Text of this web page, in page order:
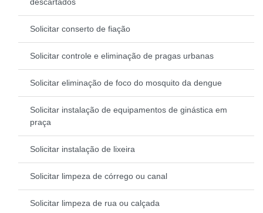
Solicitar conserto de fiação
Solicitar controle e eliminação de pragas urbanas
Solicitar eliminação de foco do mosquito da dengue
Solicitar instalação de equipamentos de ginástica em
praça
Solicitar instalação de lixeira
Solicitar limpeza de córrego ou canal
Solicitar limpeza de rua ou calçada